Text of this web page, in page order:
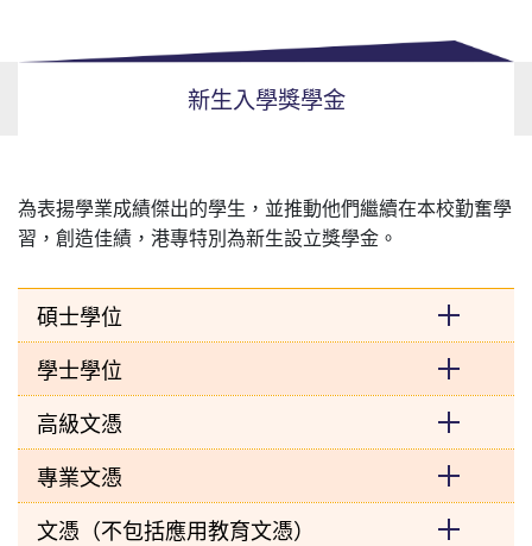
新生入學獎學金
為表揚學業成績傑出的學生，並推動他們繼續在本校勤奮學
習，創造佳績，港專特別為新生設立獎學金。
碩士學位
學士學位
高級文憑
專業文憑
文憑（不包括應用教育文憑）